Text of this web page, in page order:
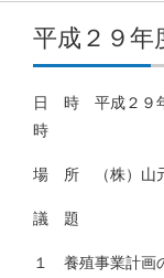
平成２９
日 時 平成２９年
時
場 所 （株）
議 題
１ 養殖事業計画